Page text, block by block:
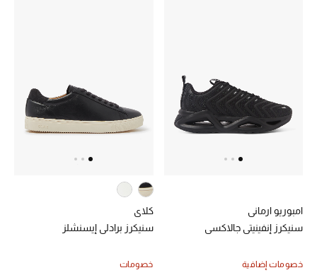
الجديد في عالم الجمال
الأكثر مبيعاً
المكياج
العناية بالبشرة
امبوريو ارماني
سنيكرز إنفينيتي جالاكسي
خصومات إضافية
كلاي
سنيكرز برادلي إيسنشلز
خصومات